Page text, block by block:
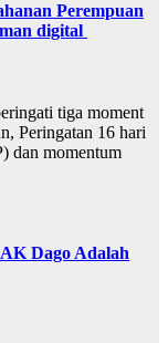
Perempuan
digital
tiga moment
Peringatan 16 hari
dan momentum
Dago Adalah